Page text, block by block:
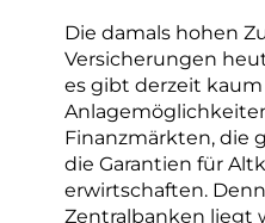
Die damals hohen
Versicherungen
es gibt derzeit
Finanzmärkten, die
die Garantien für
erwirtschaften.
Zentralbanken liegt